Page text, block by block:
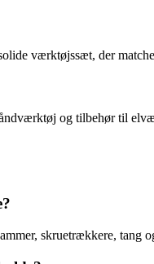
værktøjssæt, der
og tilbehør til
skruetrækkere, tang